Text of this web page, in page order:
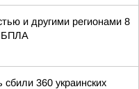
и другими регионами 8
БПЛА
360 украинских